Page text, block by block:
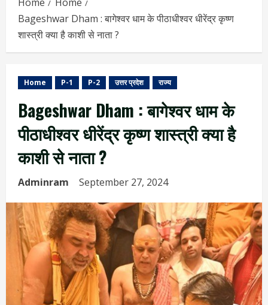
Bageshwar Dham : बागेश्वर धाम के पीठाधीश्वर धीरेंद्र कृष्ण
शास्त्री क्या है काशी से नाता ?
Home P-1 P-2 उत्तर प्रदेश राज्य
Bageshwar Dham : बागेश्वर धाम के
पीठाधीश्वर धीरेंद्र कृष्ण शास्त्री क्या है
काशी से नाता ?
Adminram September 27, 2024